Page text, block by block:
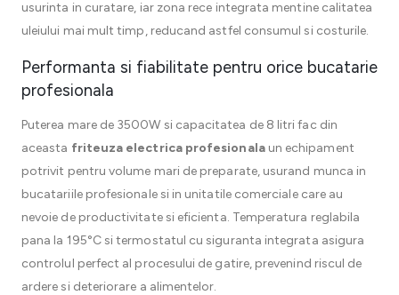
usurinta in curatare, iar zona rece integrata mentine calitatea
uleiului mai mult timp, reducand astfel consumul si costurile.
Performanta si fiabilitate pentru orice bucatarie
profesionala
Puterea mare de 3500W si capacitatea de 8 litri fac din
aceasta friteuza electrica profesionalaun echipament
potrivit pentru volume mari de preparate, usurand munca in
bucatariile profesionale si in unitatile comerciale care au
nevoie de productivitate si eficienta. Temperatura reglabila
pana la 195°C si termostatul cu siguranta integrata asigura
controlul perfect al procesului de gatire, prevenind riscul de
ardere si deteriorare a alimentelor.